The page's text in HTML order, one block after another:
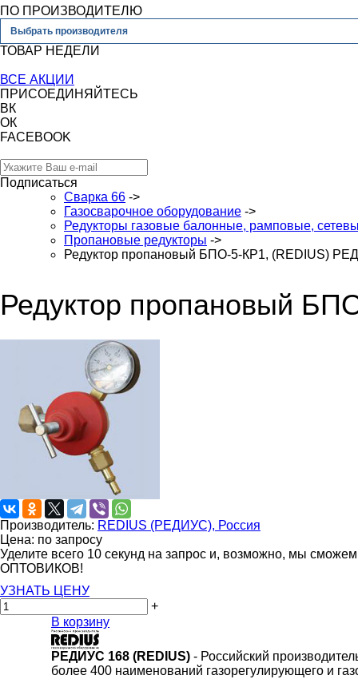
ПО ПРОИЗВОДИТЕЛЮ
Выбрать производителя
ТОВАР НЕДЕЛИ
ВСЕ АКЦИИ
ПРИСОЕДИНЯЙТЕСЬ
ВК
ОК
FACEBOOK
Подписаться
Сварка 66 ->
Газосварочное оборудование ->
Редукторы газовые балонные, рамповые,
Пропановые редукторы ->
Редуктор пропановый БПО-5-КР1, (REDIUS)
Редуктор пропановый
Производитель: REDIUS (РЕДИУС), Россия
Цена: по запросу
Уделите всего 10 секунд на запрос и, возможно, мы
ОПТОВИКОВ!
УЗНАТЬ ЦЕНУ
+
В корзину
РЕДИУС 168 (REDIUS) - Российский
более 400 наименований газорегулирующего и